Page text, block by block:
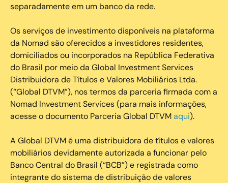
separadamente em um banco da rede.
Os serviços de investimento disponíveis na plataforma
da Nomad são oferecidos a investidores residentes,
domiciliados ou incorporados na República Federativa
do Brasil por meio da Global Investment Services
Distribuidora de Títulos e Valores Mobiliários Ltda.
(“Global DTVM”), nos termos da parceria firmada com a
Nomad Investment Services (para mais informações,
acesse o documento Parceria Global DTVMaqui).
A Global DTVM é uma distribuidora de títulos e valores
mobiliários devidamente autorizada a funcionar pelo
Banco Central do Brasil (“BCB”) e registrada como
integrante do sistema de distribuição de valores